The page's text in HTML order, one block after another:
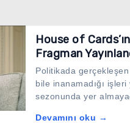
House of
Fragman
Politikada
bile inanamadığı
sezonunda yer
Devamını oku →